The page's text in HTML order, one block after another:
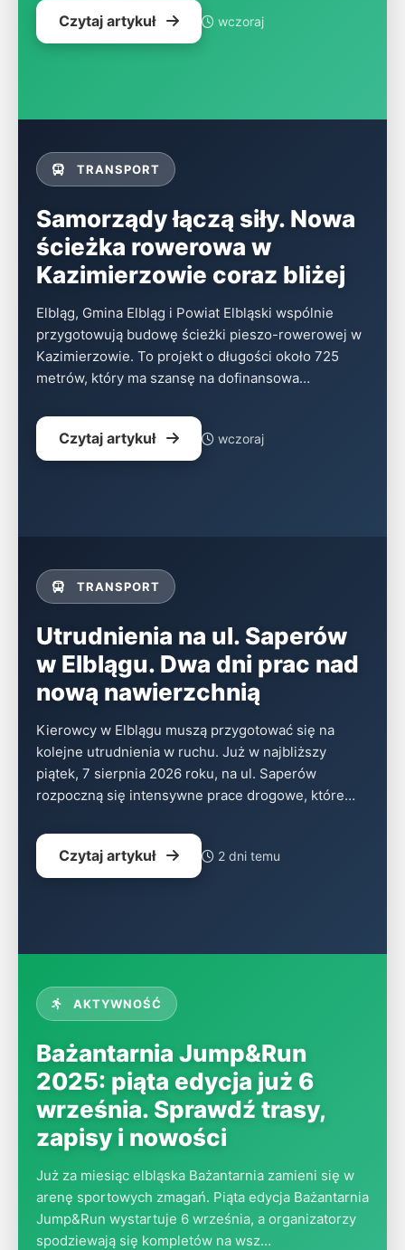
Czytaj artykuł wczoraj
TRANSPORT
Samorządy łączą siły. Nowa
ścieżka rowerowa w
Kazimierzowie coraz bliżej
Elbląg, Gmina Elbląg i Powiat Elbląski wspólnie
przygotowują budowę ścieżki pieszo-rowerowej w
Kazimierzowie. To projekt o długości około 725
metrów, który ma szansę na dofinansowa…
Czytaj artykuł wczoraj
TRANSPORT
Utrudnienia na ul. Saperów
w Elblągu. Dwa dni prac nad
nową nawierzchnią
Kierowcy w Elblągu muszą przygotować się na
kolejne utrudnienia w ruchu. Już w najbliższy
piątek, 7 sierpnia 2026 roku, na ul. Saperów
rozpoczną się intensywne prace drogowe, które…
Czytaj artykuł 2 dni temu
AKTYWNOŚĆ
Bażantarnia Jump&Run
2025: piąta edycja już 6
września. Sprawdź trasy,
zapisy i nowości
Już za miesiąc elbląska Bażantarnia zamieni się w
arenę sportowych zmagań. Piąta edycja Bażantarnia
Jump&Run wystartuje 6 września, a organizatorzy
spodziewają się kompletów na wsz…